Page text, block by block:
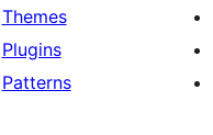
Themes
Plugins
Patterns